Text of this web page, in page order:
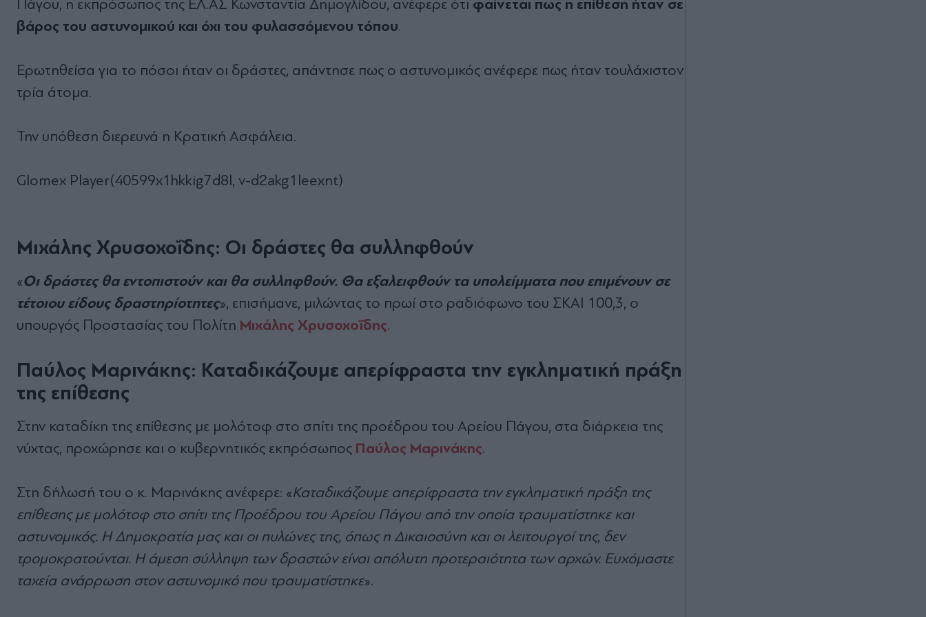
Πάγου, η εκπρόσωπος της ΕΛ.ΑΣ Κωνσταντία Δημογλίδου, ανέφερε ότι φαίνεται πως η επίθεση ήταν σε
βάρος του αστυνομικού και όχι του φυλασσόμενου τόπου.
Ερωτηθείσα για το πόσοι ήταν οι δράστες, απάντησε πως ο αστυνομικός ανέφερε πως ήταν τουλάχιστον
τρία άτομα.
Την υπόθεση διερευνά η Κρατική Ασφάλεια.
Glomex Player(40599x1hkkig7d8l, v-d2akg1leexnt)
Μιχάλης Χρυσοχοΐδης: Οι δράστες θα συλληφθούν
«Οι δράστες θα εντοπιστούν και θα συλληφθούν. Θα εξαλειφθούν τα υπολείμματα που επιμένουν σε
τέτοιου είδους δραστηρίοτητες», επισήμανε, μιλώντας το πρωί στο ραδιόφωνο του ΣΚΑΙ 100,3, ο
υπουργός Προστασίας του Πολίτη Μιχάλης Χρυσοχοΐδης.
Παύλος Μαρινάκης: Καταδικάζουμε απερίφραστα την εγκληματική πράξη
της επίθεσης
Στην καταδίκη της επίθεσης με μολότοφ στο σπίτι της προέδρου του Αρείου Πάγου, στα διάρκεια της
νύχτας, προχώρησε και ο κυβερνητικός εκπρόσωπος Παύλος Μαρινάκης.
Στη δήλωσή του ο κ. Μαρινάκης ανέφερε: «Καταδικάζουμε απερίφραστα την εγκληματική πράξη της
επίθεσης με μολότοφ στο σπίτι της Προέδρου του Αρείου Πάγου από την οποία τραυματίστηκε και
αστυνομικός. Η Δημοκρατία μας και οι πυλώνες της, όπως η Δικαιοσύνη και οι λειτουργοί της, δεν
τρομοκρατούνται. Η άμεση σύλληψη των δραστών είναι απόλυτη προτεραιότητα των αρχών. Ευχόμαστε
ταχεία ανάρρωση στον αστυνομικό που τραυματίστηκε».